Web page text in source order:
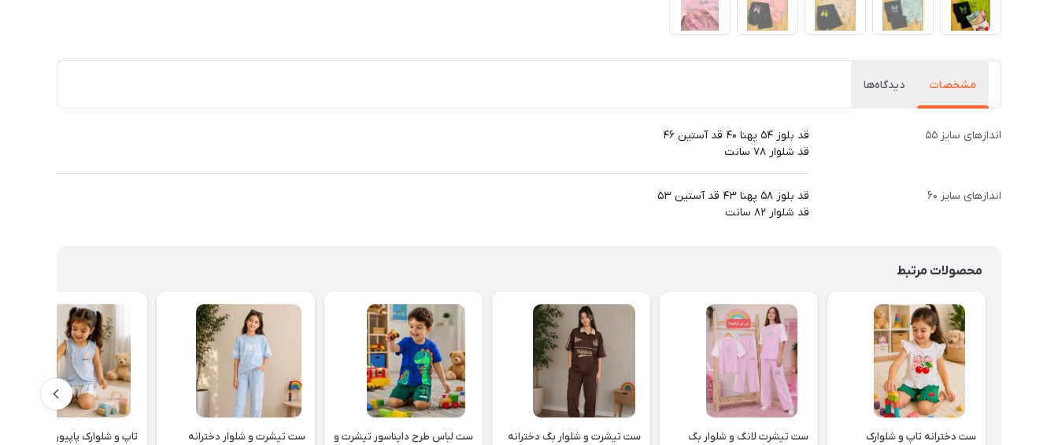
مشخصات دیدگاه‌ها
اندازهای سایز ۵۵
قد بلوز ۵۴ پهنا ۴۰ قد آستین ۴۶
قد شلوار ۷۸ سانت
اندازهای سایز ۶۰
قد بلوز ۵۸ پهنا ۴۳ قد آستین ۵۳
قد شلوار ۸۲ سانت
محصولات مرتبط
ست دخترانه تاپ و شلوارک
ست تیشرت لانگ و شلوار بگ
ست تیشرت و شلوار بگ دخترانه
ست لباس طرح دایناسور تیشرت و
ست تیشرت و شلوار دخترانه
تاپ و شلوارک پاپیون کد ۲۶۳۵